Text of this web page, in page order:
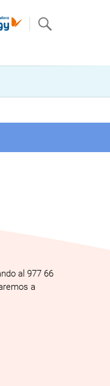
al cliente
la
al 977 66
a